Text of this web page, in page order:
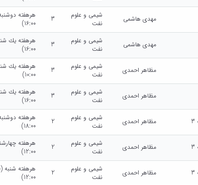
مهدی هاشمی
شیمی و علوم
نفت
3
16:00)
مهدی هاشمی
شیمی و علوم
نفت
3
16:00)
مظاهر احمدی
شیمی و علوم
نفت
3
10:00)
مظاهر احمدی
شیمی و علوم
نفت
3
16:00)
مظاهر احمدی
شیمی و علوم
نفت
2
18:00)
مظاهر احمدی
شیمی و علوم
نفت
2
12:00)
مظاهر احمدی
شیمی و علوم
نفت
2
12:00)